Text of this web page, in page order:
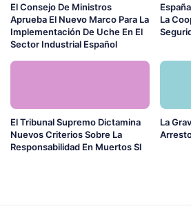
El Consejo De Ministros
Aprueba El Nuevo Marco Para La
Implementación De Uche En El
Sector Industrial Español
La
El Tribunal Supremo Dictamina
Nuevos Criterios Sobre La
Responsabilidad En Muertos Sl
La